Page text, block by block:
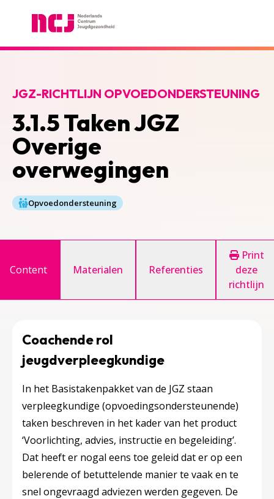
3.1.5 Taken JGZ
Overige
overwegingen
JGZ-RICHTLIJN OPVOEDONDERSTEUNING
Opvoedondersteuning
Content Materialen Referenties
Print
deze
richtlijn
Coachende rol
jeugdverpleegkundige
In het Basistakenpakket van de JGZ staan
verpleegkundige (opvoedingsondersteunende)
taken beschreven in het kader van het product
‘Voorlichting, advies, instructie en begeleiding’.
Dat heeft er nogal eens toe geleid dat er op een
belerende of betuttelende manier te vaak en te
snel ongevraagd adviezen werden gegeven. De